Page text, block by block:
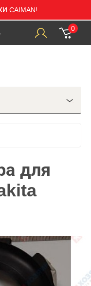
CAIMAN!
0
для